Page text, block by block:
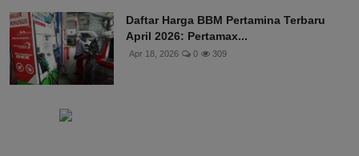
Daftar Harga BBM Pertamina Terbaru
April 2026: Pertamax...
Apr 18, 2026 0 309